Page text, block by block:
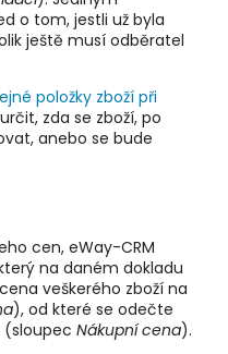
o tom, jestli už byla
ještě musí odběratel
položky zboží při
zda se zboží, po
anebo se bude
cen, eWay-CRM
na daném dokladu
veškerého zboží na
), od které se odečte
(sloupec Nákupní cena).